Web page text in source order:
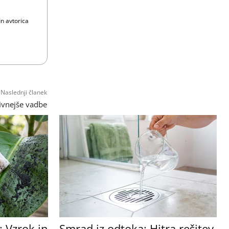
avtorica
Naslednji članek
vadbe